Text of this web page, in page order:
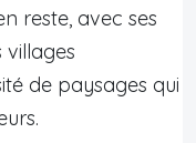
reste, avec ses
de paysages qui